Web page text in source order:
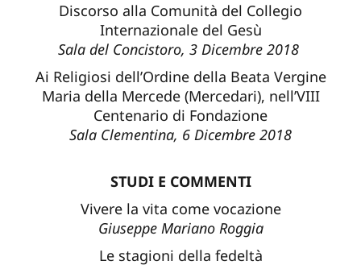
Discorso alla Comunità del Collegio
Internazionale del Gesù
Sala del Concistoro, 3 Dicembre 2018
Ai Religiosi dell’Ordine della Beata Vergine
Maria della Mercede (Mercedari), nell’VIII
Centenario di Fondazione
Sala Clementina, 6 Dicembre 2018
STUDI E COMMENTI
Vivere la vita come vocazione
Giuseppe Mariano Roggia
Le stagioni della fedeltà